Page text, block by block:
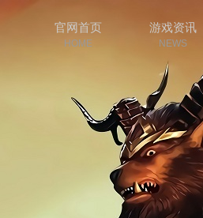
官网首页
HOME
游戏资讯
NEWS